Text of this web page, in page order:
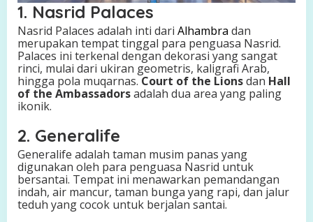
1. Nasrid Palaces
Nasrid Palaces adalah inti dari Alhambra dan
merupakan tempat tinggal para penguasa Nasrid.
Palaces ini terkenal dengan dekorasi yang sangat
rinci, mulai dari ukiran geometris, kaligrafi Arab,
hingga pola muqarnas. Court of the Lionsdan Hall
of the Ambassadorsadalah dua area yang paling
ikonik.
2. Generalife
Generalife adalah taman musim panas yang
digunakan oleh para penguasa Nasrid untuk
bersantai. Tempat ini menawarkan pemandangan
indah, air mancur, taman bunga yang rapi, dan jalur
teduh yang cocok untuk berjalan santai.